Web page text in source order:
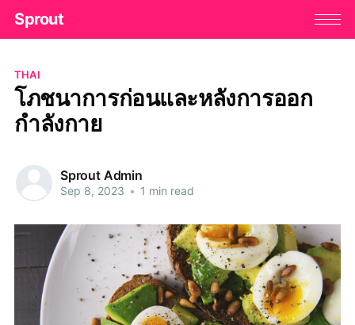
Sprout
THAI
โภชนาการก่อนและหลังการออก
กำลังกาย
Sprout Admin
Sep 8, 2023 • 1 min read